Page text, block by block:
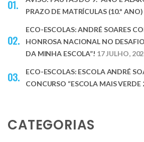
PRAZO DE MATRÍCULAS (10.º ANO)
ECO-ESCOLAS: ANDRÉ SOARES
HONROSA NACIONAL NO
DA MINHA ESCOLA”! 17 JULHO,
ECO-ESCOLAS: ESCOLA ANDRÉ
CONCURSO “ESCOLA MAIS VERDE
CATEGORIAS